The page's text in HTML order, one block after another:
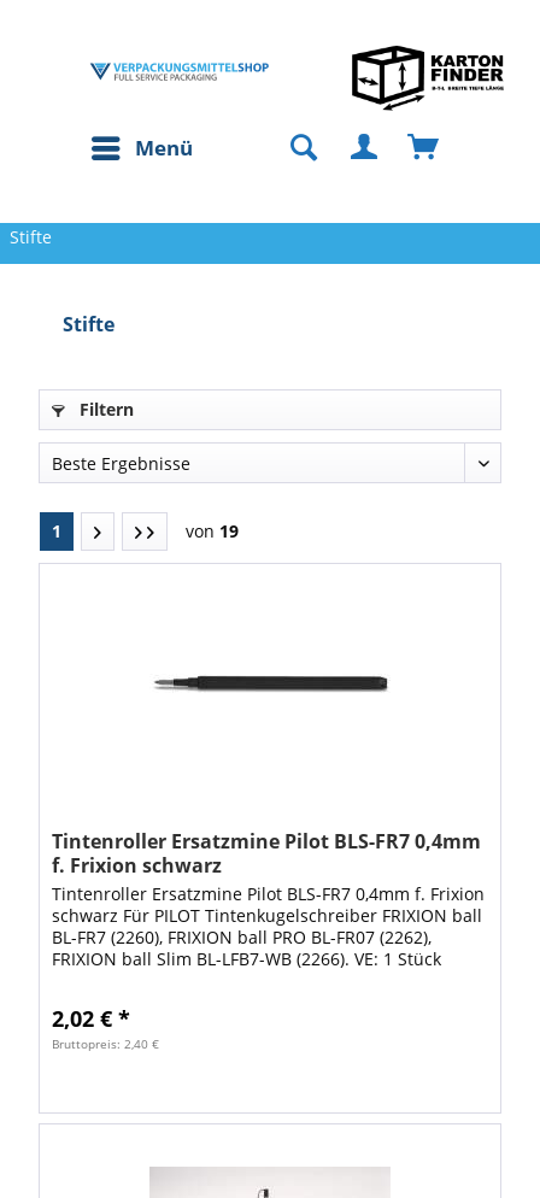
Menü
Stifte
Stifte
Filtern
1 von 19
Tintenroller Ersatzmine Pilot BLS-FR7 0,4mm
f. Frixion schwarz
Tintenroller Ersatzmine Pilot BLS-FR7 0,4mm f. Frixion
schwarz Für PILOT Tintenkugelschreiber FRIXION ball
BL-FR7 (2260), FRIXION ball PRO BL-FR07 (2262),
FRIXION ball Slim BL-LFB7-WB (2266). VE: 1 Stück
2,02 € *
Bruttopreis: 2,40 €